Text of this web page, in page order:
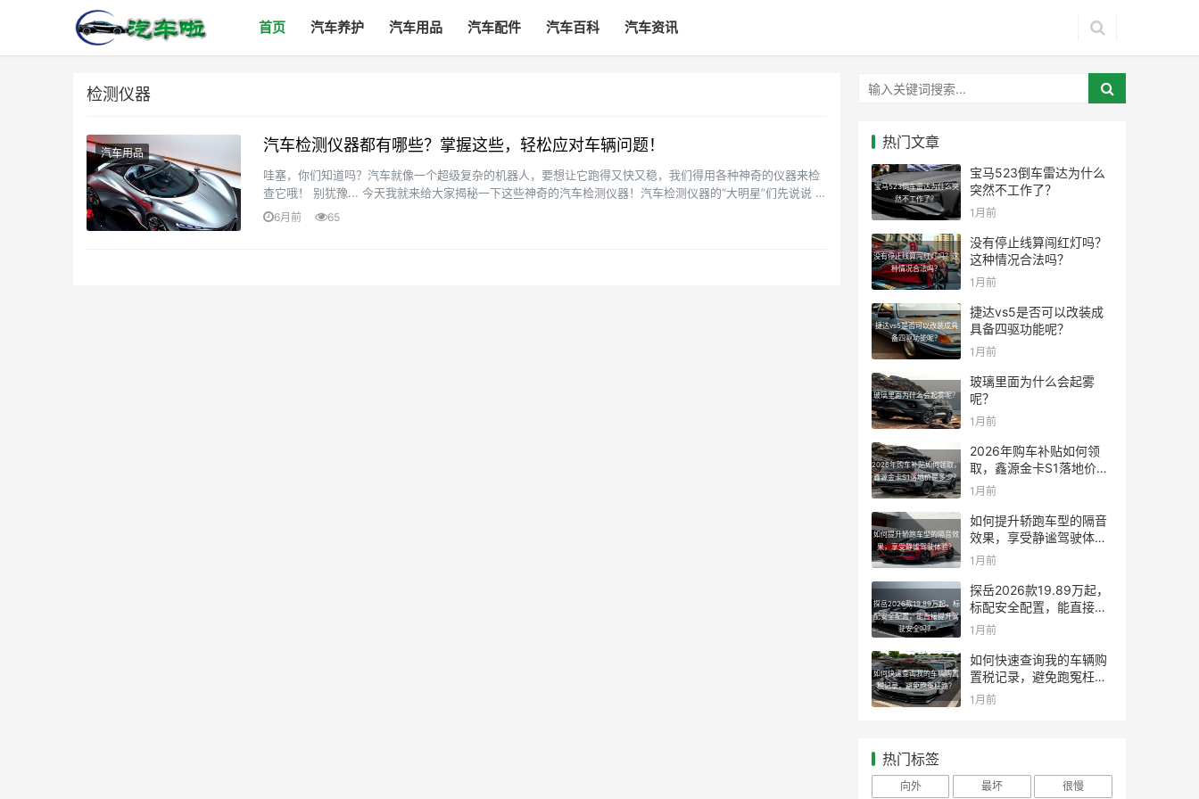
首页 汽车养护 汽车用品 汽车配件 汽车百科 汽车资讯
检测仪器
汽车用品 汽车检测仪器都有哪些？掌握这些，轻松应对车辆问题！
哇塞，你们知道吗？汽车就像一个超级复杂的机器人，要想让它跑得又快又稳，我们得用各种神奇的仪器来检
查它哦！ 别犹豫... 今天我就来给大家揭秘一下这些神奇的汽车检测仪器！汽车检测仪器的“大明星”们先说说 我
要给大家介绍的是汽车检测仪器的“大明···
6月前 65
热门文章
宝马523倒车雷达为什么突
然不工作了？
宝马523倒车雷达为什么
突然不工作了？
1月前
没有停止线算闯红灯吗？这
种情况合法吗？
没有停止线算闯红灯吗？
这种情况合法吗？
1月前
捷达vs5是否可以改装成具
备四驱功能呢？
捷达vs5是否可以改装成
具备四驱功能呢？
1月前
玻璃里面为什么会起雾呢？
玻璃里面为什么会起雾
呢？
1月前
2026年购车补贴如何领取，
鑫源金卡S1落地价是多少？
2026年购车补贴如何领
取，鑫源金卡S1落地价是
多少？
1月前
如何提升轿跑车型的隔音效
果，享受静谧驾驶体验？
如何提升轿跑车型的隔音
效果，享受静谧驾驶体
验？
1月前
探岳2026款19.89万起，标
配安全配置，能直接提升驾
驶安全吗？
探岳2026款19.89万起，
标配安全配置，能直接提
升驾驶安全吗？
1月前
如何快速查询我的车辆购置
税记录，避免跑冤枉路？
如何快速查询我的车辆购
置税记录，避免跑冤枉
路？
1月前
热门标签
向外 最坏 很慢